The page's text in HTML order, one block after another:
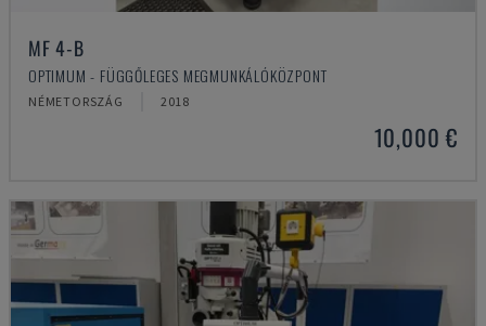
MF 4-B
OPTIMUM - FÜGGŐLEGES MEGMUNKÁLÓKÖZPONT
NÉMETORSZÁG 2018
10,000 €